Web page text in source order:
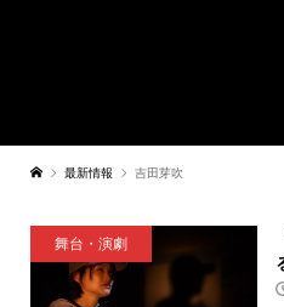
最新情報 吉田芽吹
舞台・演劇